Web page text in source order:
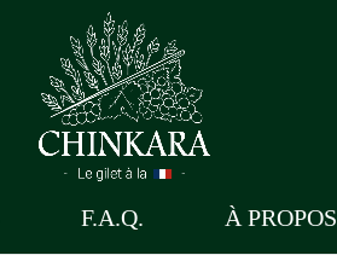
F.A.Q. À PROPOS